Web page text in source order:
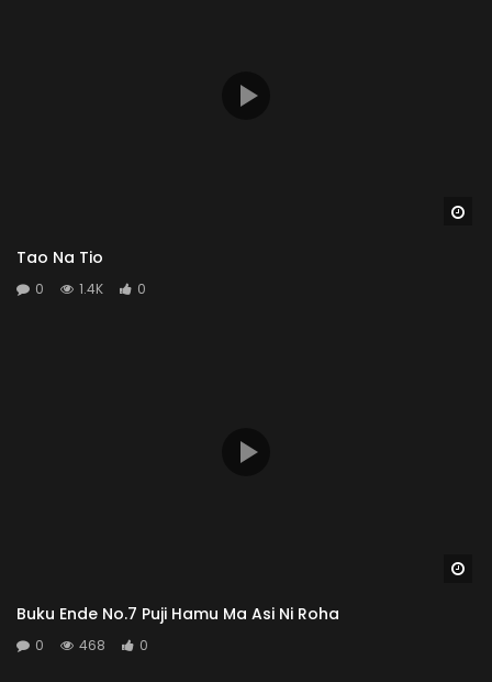
Tao Na Tio
0 1.4K 0
Buku Ende No.7 Puji Hamu Ma Asi Ni Roha
0 468 0